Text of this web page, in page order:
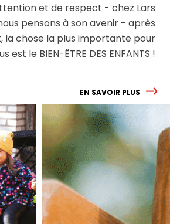
et de respect - chez Lars
pensons à son avenir - après
la chose la plus importante pour
est le BIEN-ÊTRE DES ENFANTS !
EN SAVOIR PLUS